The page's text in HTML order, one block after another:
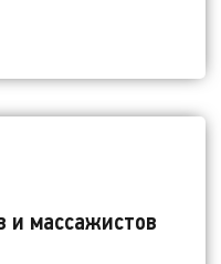
и массажистов